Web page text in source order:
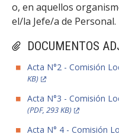
DOCUMENTOS
Acta N°2 - Comisión
KB)
Acta N°3 - Comisión
(PDF, 293 KB)
Acta N° 4 - Comisión
o, en aquellos
el/la Jefe/a de Personal.